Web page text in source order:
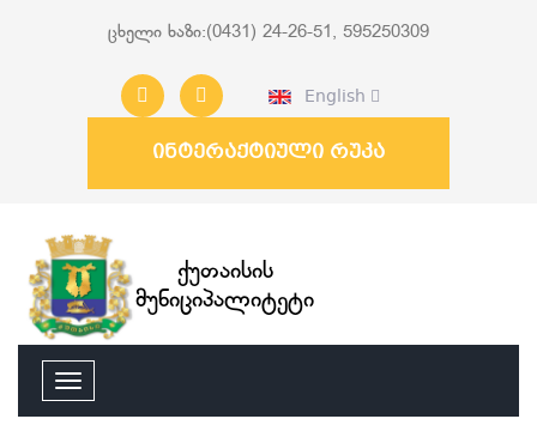
ცხელი ხაზი:(0431) 24-26-51, 595250309
English
ინტერაქტიული რუკა
ქუთაისის
მუნიციპალიტეტი